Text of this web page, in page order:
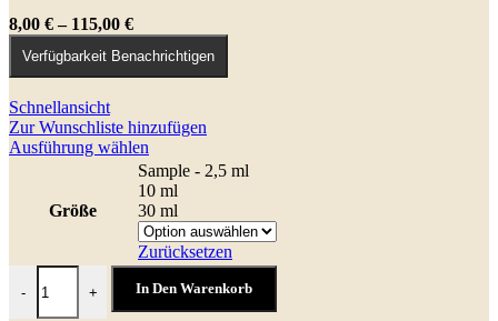
werden
8,00 € – 115,00 €Preisspanne:
8,00 €
bis
115,00 €
Verfügbarkeit Benachrichtigen
Schnellansicht
Zur Wunschliste hinzufügen
Ausführung wählen
Produkt
weist
mehrere
Varianten
auf.
Die
Optionen
können
Größe
Sample - 2,5 ml
10 ml
30 ml
Zurücksetzen
-
Los Ojos De Tu Piel Menge
+ In Den Warenkorb